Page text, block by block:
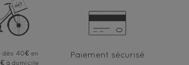
Paiement sécurisé